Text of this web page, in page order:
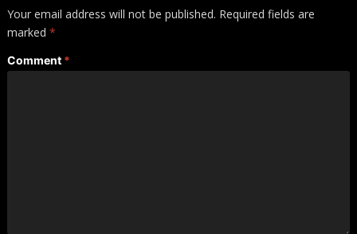
Your email address will not be published. Required fields are
marked *
Comment *